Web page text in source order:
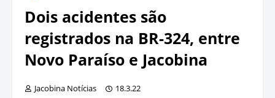
Dois acidentes são
registrados na BR-324, entre
Novo Paraíso e Jacobina
Jacobina Notícias 18.3.22